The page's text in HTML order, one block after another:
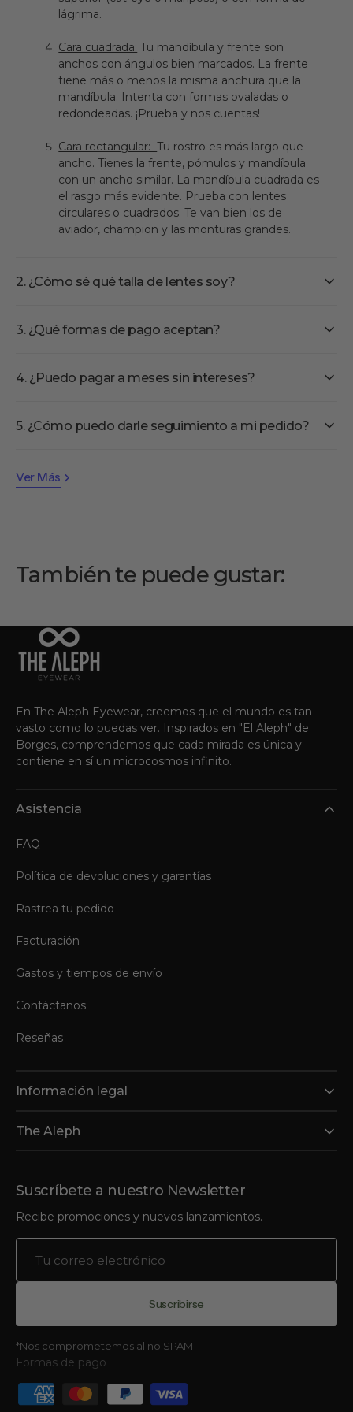
Ver Más
lágrima.
Cara cuadrada: Tu mandíbula y frente son
anchos con ángulos bien marcados. La frente
tiene más o menos la misma anchura que la
mandíbula. Intenta con formas ovaladas o
redondeadas. ¡Prueba y nos cuentas!
Cara rectangular:Tu rostro es más largo que
ancho. Tienes la frente, pómulos y mandíbula
con un ancho similar. La mandíbula cuadrada es
el rasgo más evidente. Prueba con lentes
circulares o cuadrados. Te van bien los de
aviador, champion y las monturas grandes.
2. ¿Cómo sé qué talla de lentes soy?
3. ¿Qué formas de pago aceptan?
4. ¿Puedo pagar a meses sin intereses?
5. ¿Cómo puedo darle seguimiento a mi pedido?
También te puede gustar:
En The Aleph Eyewear, creemos que el mundo es tan
vasto como lo puedas ver. Inspirados en "El Aleph" de
Borges, comprendemos que cada mirada es única y
contiene en sí un microcosmos infinito.
Asistencia
FAQ
Política de devoluciones y garantías
Rastrea tu pedido
Facturación
Gastos y tiempos de envío
Contáctanos
Reseñas
Información legal
The Aleph
Suscríbete a nuestro Newsletter
Recibe promociones y nuevos lanzamientos.
Tu
correo
electrónico
Suscribirse
*Nos comprometemos al no SPAM
Formas de pago